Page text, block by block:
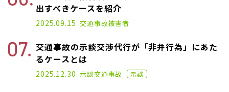
出すべきケースを紹介
2025.05.27
2025.09.15 交通事故被害者
交通事故の示談交渉代行が「非弁行為」にあた
るケースとは
2021.06.09
2025.12.30 示談交通事故 示談